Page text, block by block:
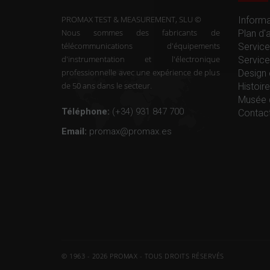
PROMAX TEST & MEASUREMENT, SLU ©
Nous sommes des fabricants de
télécommunications d'équipements
d'instrumentation et l'électronique
professionnelle avec une expérience de plus
de 50 ans dans le secteur.
Téléphone: (+34) 931 847 700
Email: promax@promax.es
Plan
Design
Musée
© 1963 - 2026 PROMAX - TOUS DROITS RÉSERVÉS